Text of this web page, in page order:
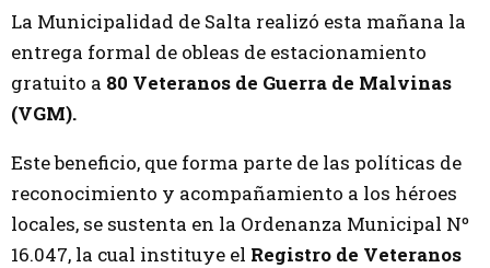
La Municipalidad de Salta realizó esta mañana la
entrega formal de obleas de estacionamiento
gratuito a 80 Veteranos de Guerra de Malvinas
(VGM).
Este beneficio, que forma parte de las políticas de
reconocimiento y acompañamiento a los héroes
locales, se sustenta en la Ordenanza Municipal Nº
16.047, la cual instituye el Registro de Veteranos